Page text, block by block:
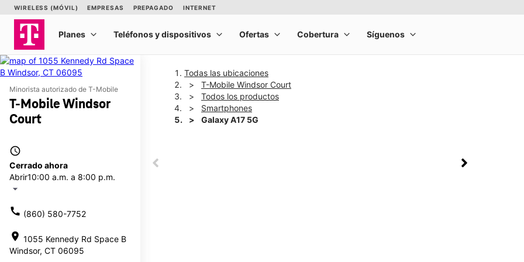
Minorista autorizado de T-Mobile
T-Mobile Windsor
Court
access_time
Cerrado ahora
Abrir10:00 a.m. a 8:00 p.m.
arrow_drop_down
call (860) 580-7752
location_on 1055 Kennedy Rd Space B
Windsor, CT 06095
Todas las ubicaciones
T-Mobile Windsor Court
Todos los productos
Smartphones
Galaxy A17 5G
This carousel shows one large product image at a time. Use the Previous and Next buttons